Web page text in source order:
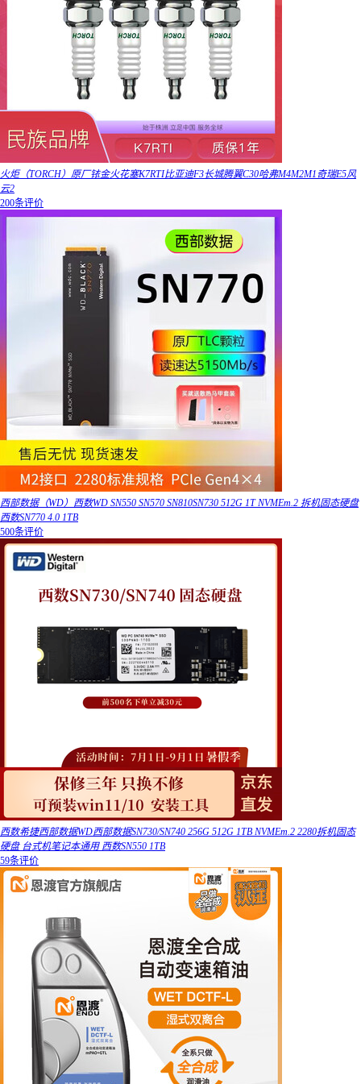
火炬（TORCH）原厂铱金火花塞K7RTI比亚迪F3长城腾翼C30哈弗M4M2M1奇瑞E5风
云2
200条评价
西部数据（WD）西数WD SN550 SN570 SN810SN730 512G 1T NVMEm.2 拆机固态硬盘
西数SN770 4.0 1TB
500条评价
西数希捷西部数据WD西部数据SN730/SN740 256G 512G 1TB NVMEm.2 2280拆机固态
硬盘 台式机笔记本通用 西数SN550 1TB
59条评价